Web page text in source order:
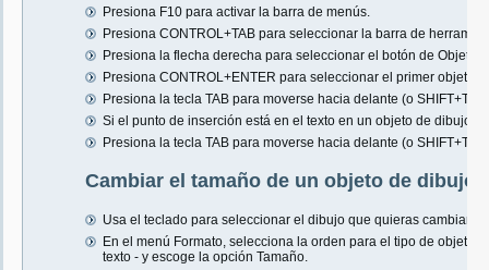
Presiona F10 para activar la barra de menús.
Presiona CONTROL+TAB para seleccionar la barra de
Presiona la flecha derecha para seleccionar el botón de
Presiona CONTROL+ENTER para seleccionar el primer objeto.
Presiona la tecla TAB para moverse hacia delante (o
Si el punto de inserción está en el texto en un objeto de dibujo
Presiona la tecla TAB para moverse hacia delante (o
Cambiar el tamaño de un objeto de dibujo
Usa el teclado para seleccionar el dibujo que quieras cambiar el
En el menú Formato, selecciona la orden para el tipo de objeto
texto - y escoge la opción Tamaño.